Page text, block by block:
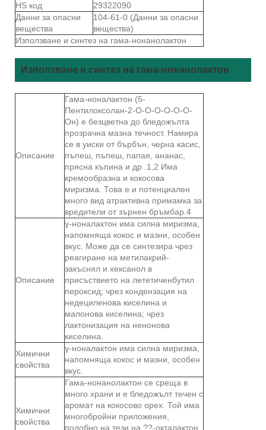
HS код
29322090
Данни за опасни
вещества
104-61-0 (Данни за опасни
вещества)
Използване и синтез на гама-нонанолактон
Използване и синтез на гама-нонанолактон
Описание
Гама-ноналактон (5-
Пентилоксолан-2-О-О-О-О-О-О-
Он) е безцветна до бледожълта
прозрачна мазна течност. Намира
се в уиски от бърбън, черна касис,
пъпеш, пъпеш, папая, ананас,
прясна къпина и др .1,2 Има
кремообразна и кокосова
миризма. Това е и потенциален
много вид атрактивна примамка за
вредители от зърнен бръмбар.4
Описание
γ-ноналактон има силна миризма,
напомняща кокос и мазни, особен
вкус. Може да се синтезира чрез
реагиране на метилакрий-
закъснял и хексанол в
присъствието на лететиченбутил
пероксид; чрез кондензация на
недециленова киселина и
малонова киселина; чрез
лактонизация на ненонова
киселина.
Химични
свойства
γ-ноналактон има силна миризма,
напомняща кокос и мазни, особен
вкус.
Химични
свойства
Гама-нонанолактон се среща в
много храни и е бледожълт течен с
аромат на кокосово орех. Той има
многобройни приложения,
подобно на тези на ??-окталактон,